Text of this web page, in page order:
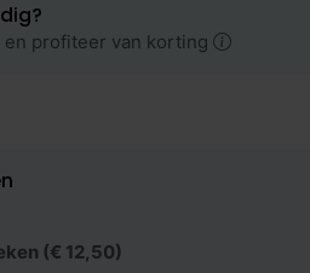
en profiteer van korting
(€ 12,50)